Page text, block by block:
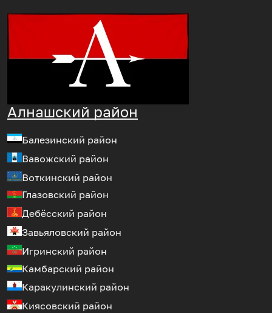
Алнашский район
Балезинский район
Вавожский район
Воткинский район
Глазовский район
Дебёсский район
Завьяловский район
Игринский район
Камбарский район
Каракулинский район
Киясовский район